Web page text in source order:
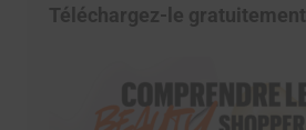
Téléchargez-le gratuitement